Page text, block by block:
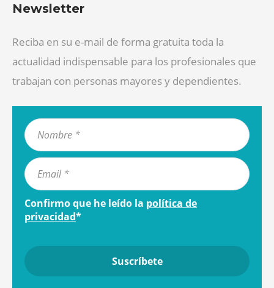
Newsletter
Reciba en su e-mail de forma gratuita toda la
actualidad indispensable para los profesionales que
trabajan con personas mayores y dependientes.
Confirmo que he leído la política de
privacidad*